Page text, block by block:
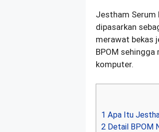
Jestham Serum
dipasarkan
merawat bekas
BPOM
komputer.
1 Apa Itu
2 Detail BPOM